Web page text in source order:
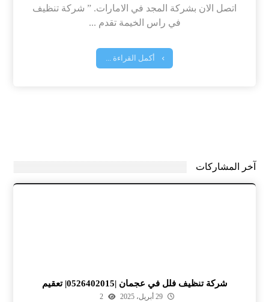
اتصل الان بشركة المجد في الامارات. ” شركة تنظيف
في راس الخيمة تقدم ...
أكمل القراءة ...
آخر المشاركات
شركة تنظيف فلل في عجمان |0526402015| تعقيم
29 أبريل، 2025 2